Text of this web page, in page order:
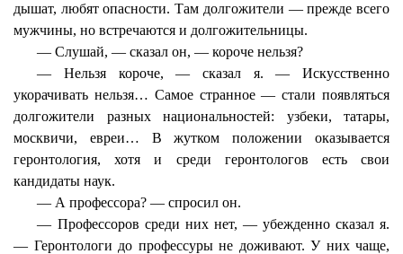
дышат, любят опасности. Там долгожители — прежде всего
мужчины, но встречаются и долгожительницы.
— Слушай, — сказал он, — короче нельзя?
— Нельзя короче, — сказал я. — Искусственно
укорачивать нельзя… Самое странное — стали появляться
долгожители разных национальностей: узбеки, татары,
москвичи, евреи… В жутком положении оказывается
геронтология, хотя и среди геронтологов есть свои
кандидаты наук.
— А профессора? — спросил он.
— Профессоров среди них нет, — убежденно сказал я.
— Геронтологи до профессуры не доживают. У них чаще,